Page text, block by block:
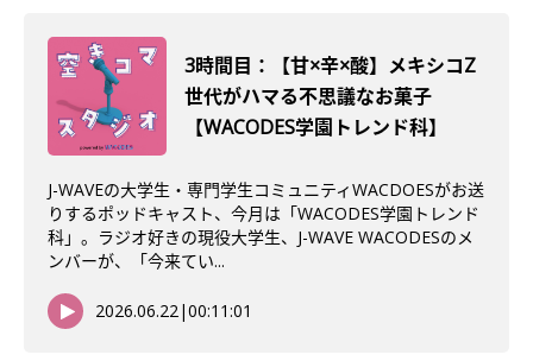
3時間目：【甘×辛×酸】メキシコZ
世代がハマる不思議なお菓子
【WACODES学園トレンド科】
J-WAVEの大学生・専門学生コミュニティWACDOESがお送
りするポッドキャスト、今月は「WACODES学園トレンド
科」。ラジオ好きの現役大学生、J-WAVE WACODESのメ
ンバーが、「今来てい...
2026.06.22|00:11:01